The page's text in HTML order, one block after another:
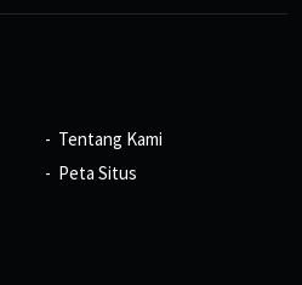
Tentang Kami
Peta Situs